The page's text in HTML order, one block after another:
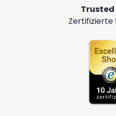
Trusted
Zertifizierte